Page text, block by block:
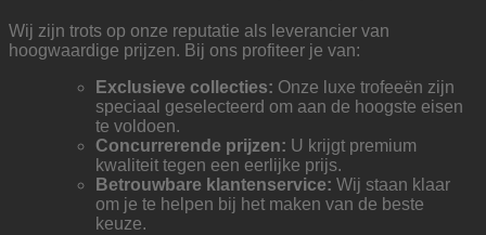
Wij zijn trots op onze reputatie als leverancier van
hoogwaardige prijzen. Bij ons profiteer je van:
Exclusieve collecties: Onze luxe trofeeën zijn
speciaal geselecteerd om aan de hoogste eisen
te voldoen.
Concurrerende prijzen: U krijgt premium
kwaliteit tegen een eerlijke prijs.
Betrouwbare klantenservice: Wij staan klaar
om je te helpen bij het maken van de beste
keuze.